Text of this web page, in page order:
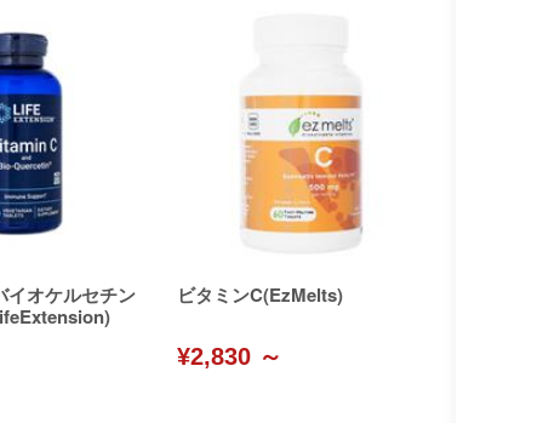
イオケルセチン
ビタミンC(EzMelts)
¥2,830 ～